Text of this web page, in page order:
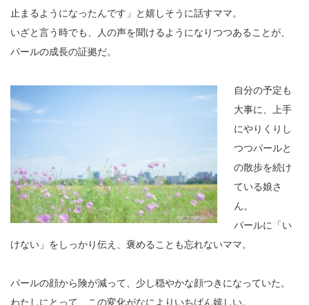
止まるようになったんです」と嬉しそうに話すママ。
いざと言う時でも、人の声を聞けるようになりつつあることが、
パールの成長の証拠だ。
自分の予定も
大事に、上手
にやりくりし
つつパールと
の散歩を続け
ている娘さ
ん。
パールに「い
けない」をしっかり伝え、褒めることも忘れないママ。
パールの顔から険が減って、少し穏やかな顔つきになっていた。
わたしにとって、この変化がなによりいちばん嬉しい。